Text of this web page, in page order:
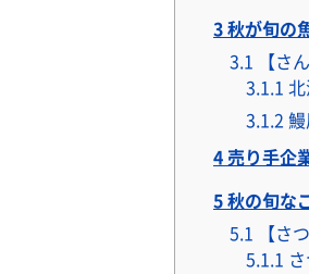
3秋が旬の
3.1 【さ
3.1.1
3.1.2
4 売り手企
5秋の旬な
5.1 【さ
5.1.1